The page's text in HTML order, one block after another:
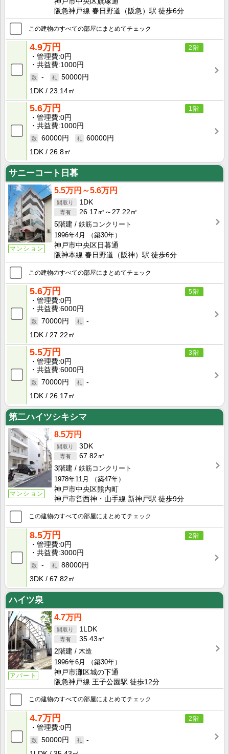
阪急神戸線 春日野道（阪急）駅 徒歩6分
この建物のすべての部屋にまとめてチェック
2階
4.9万円
管理費 0円
共益費 1000円
-
50000円
1DK
23.14㎡
1階
5.6万円
管理費 0円
共益費 1000円
60000円
60000円
1DK
26.8㎡
サニーコート日暮
マンション
5.5万円～5.6万円
1DK
26.17㎡～27.22㎡
5階建
鉄筋コンクリート
1996年4月
（築30年）
神戸市中央区日暮通
阪神本線 春日野道（阪神）駅 徒歩6分
この建物のすべての部屋にまとめてチェック
5階
5.6万円
管理費 0円
共益費 6000円
70000円
-
1DK
27.22㎡
3階
5.5万円
管理費 0円
共益費 6000円
70000円
-
1DK
26.17㎡
第二ハイツシキシマ
マンション
8.5万円
3DK
67.82㎡
3階建
鉄筋コンクリート
1978年11月
（築47年）
神戸市中央区熊内町
神戸市営西神・山手線 新神戸駅 徒歩9分
この建物のすべての部屋にまとめてチェック
2階
8.5万円
管理費 0円
共益費 3000円
-
88000円
3DK
67.82㎡
ハイツ泉
アパート
4.7万円
1LDK
35.43㎡
2階建
木造
1996年6月
（築30年）
神戸市灘区城の下通
阪急神戸線 王子公園駅 徒歩12分
この建物のすべての部屋にまとめてチェック
2階
4.7万円
管理費 0円
50000円
-